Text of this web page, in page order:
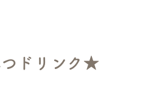
つドリンク★